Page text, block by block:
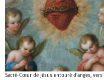
Sacré-Cœur de Jésus entouré d’anges, vers